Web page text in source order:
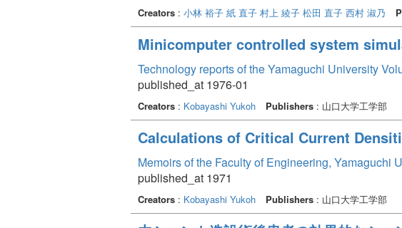
Creators : 小林 裕子 紙 直子 村上 綾子 松田 直子 西村 淑乃
Minicomputer controlled system
Technology reports of the Yamaguchi University
published_at 1976-01
Creators : Kobayashi Yukoh Publishers : 山口大学工学部
Calculations of Critical Current
Memoirs of the Faculty of Engineering, Yamaguchi
published_at 1971
Creators : Kobayashi Yukoh Publishers : 山口大学工学部